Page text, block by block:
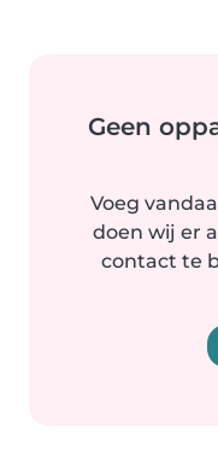
Geen
Voeg
doen wij er
contact te